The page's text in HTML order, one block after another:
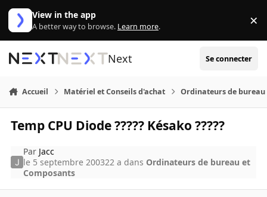
Aller au contenu
View in the app
A better way to browse. Learn more. ×
Next Se connecter
Accueil Matériel et Conseils d'achat Ordinateurs de bureau
Temp CPU Diode ????? Késako ?????
Par Jacc
le 5 septembre 200322 a dans Ordinateurs de bureau et
Composants